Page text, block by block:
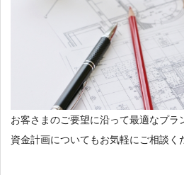
お客さまのご要望に沿って最適なプラ
資金計画についてもお気軽にご相談く